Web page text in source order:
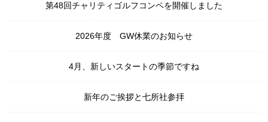
第48回チャリティゴルフコンペを開催しました
2026年度 GW休業のお知らせ
4月、新しいスタートの季節ですね
新年のご挨拶と七所社参拝